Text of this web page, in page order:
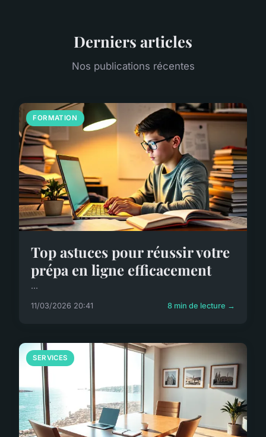
Derniers articles
Nos publications récentes
FORMATION
Top astuces pour réussir votre
prépa en ligne efficacement
...
11/03/2026 20:41 8 min de lecture →
SERVICES